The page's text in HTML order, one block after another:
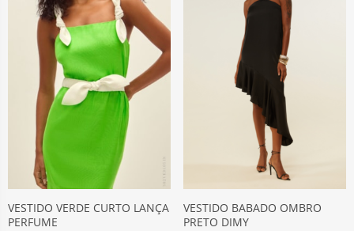
VESTIDO VERDE CURTO LANÇA
PERFUME
VESTIDO BABADO OMBRO
PRETO DIMY